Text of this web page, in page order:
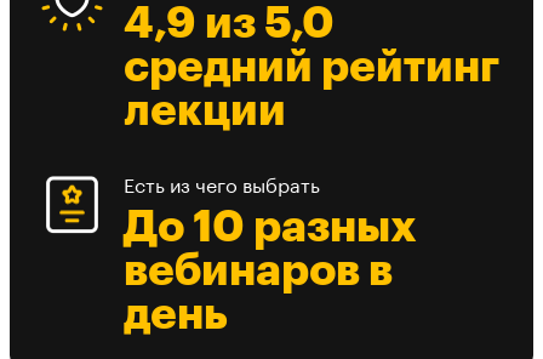
4,9 из 5,0
средний рейтинг
лекции
Есть из чего выбрать
До 10 разных
вебинаров в
день